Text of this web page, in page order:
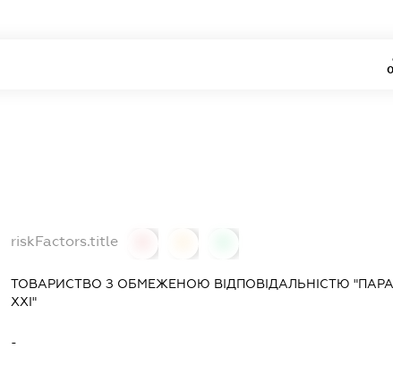
riskFactors.title
ТОВАРИСТВО З ОБМЕЖЕНОЮ ВІДПОВІДАЛЬНІСТЮ
ХХІ"
-